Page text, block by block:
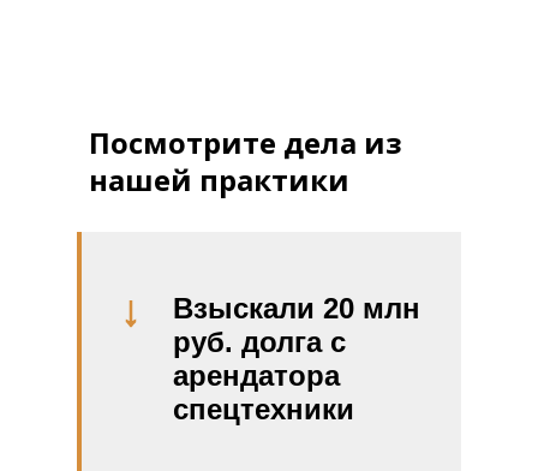
Посмотрите дела из
нашей практики
Взыскали 20 млн
руб. долга с
арендатора
спецтехники